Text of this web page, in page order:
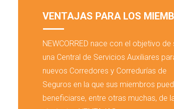
VENTAJAS PARA LOS
NEWCORRED nace con el objetivo de
una Central de Servicios Auxiliares
nuevos Corredores y Corredurías de
Seguros en la que sus miembros
beneficiarse, entre otras muchas, de